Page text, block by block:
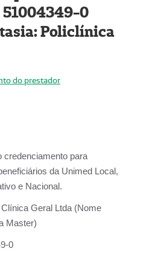
51004349-0
Policlínica
do prestador
credenciamento para
da Unimed Local,
e Nacional.
Geral Ltda (Nome
Master)
0